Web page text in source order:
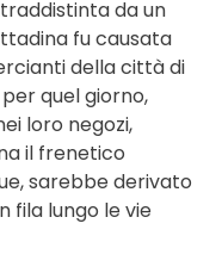
da un
fu causata
della città di
quel giorno,
loro negozi,
il frenetico
sarebbe derivato
fila lungo le vie